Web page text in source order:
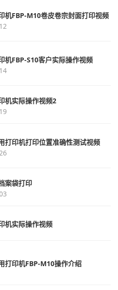
机FBP-M10卷皮卷宗封面打印视频
机FBP-S10客户实际操作视频
机实际操作视频2
打印机打印位置准确性测试视频
案袋打印
机实际操作视频
打印机FBP-M10操作介绍